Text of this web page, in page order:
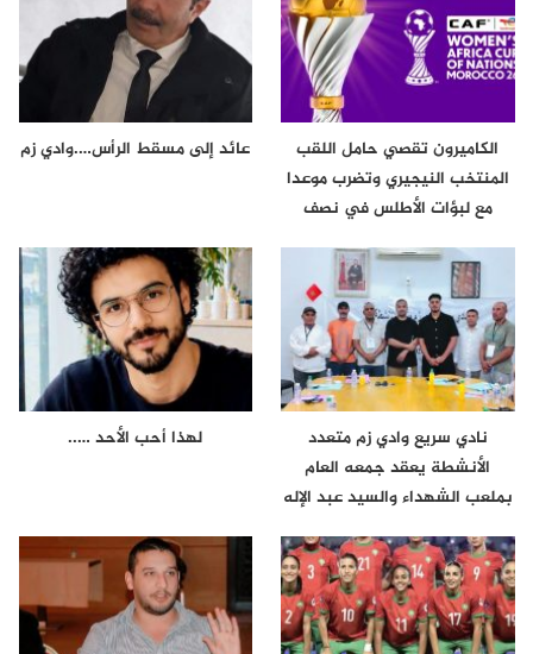
الكاميرون تقصي حامل اللقب
المنتخب النيجيري وتضرب موعدا
مع لبؤات الأطلس في نصف
عائد إلى مسقط الرأس….وادي زم
نادي سريع وادي زم متعدد
الأنشطة يعقد جمعه العام
بملعب الشهداء والسيد عبد الإله
لهذا أحب الأحد …..